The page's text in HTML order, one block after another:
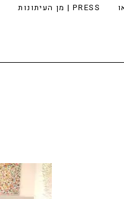
מן העיתונות | PRESS